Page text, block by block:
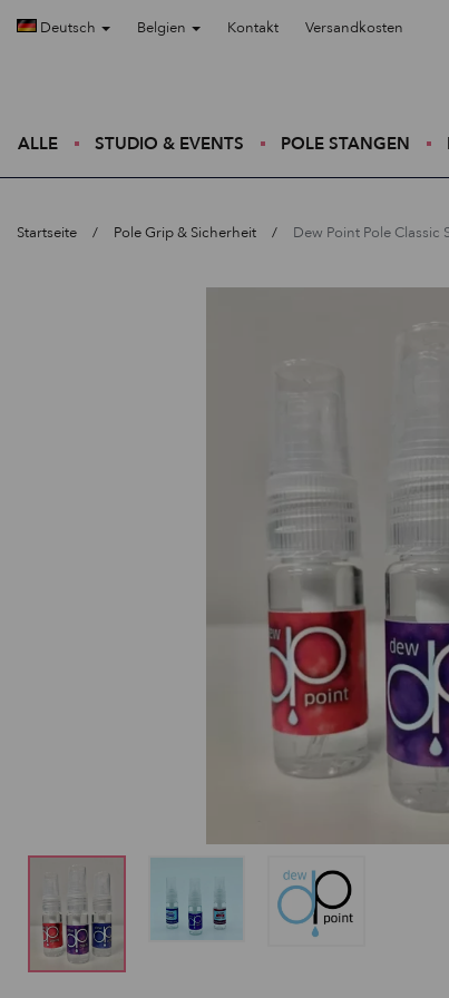
Deutsch Belgien Kontakt Versandkosten
ALLE STUDIO & EVENTS POLE STANGEN
Startseite Pole Grip & Sicherheit Dew Point Pole Classic